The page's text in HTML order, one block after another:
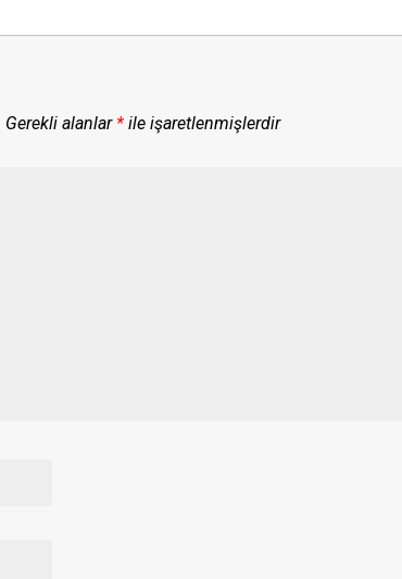
Gerekli alanlar * ile işaretlenmişlerdir